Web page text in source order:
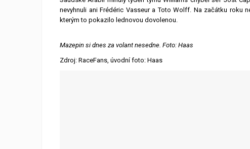
nevyhnuli ani Frédéric Vasseur a Toto Wolff. Na začátku roku
kterým to pokazilo lednovou dovolenou.
Mazepin si dnes za volant nesedne. Foto: Haas
Zdroj: RaceFans, úvodní foto: Haas